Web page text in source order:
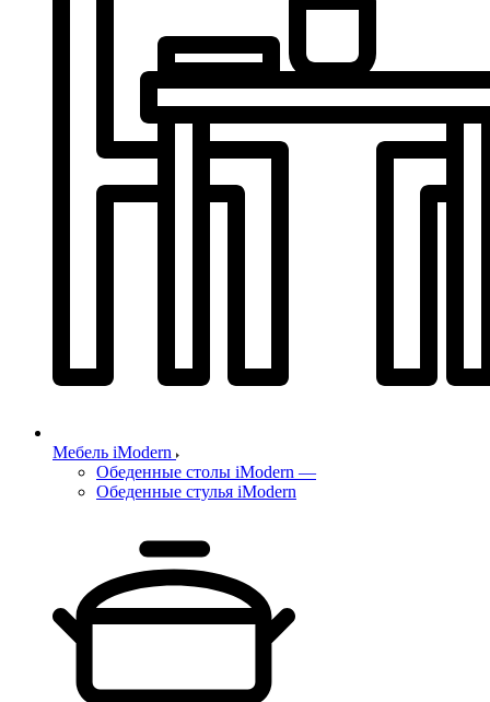
Мебель iModern
Обеденные столы iModern —
Обеденные стулья iModern